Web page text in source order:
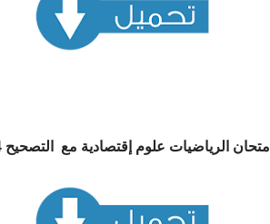
إمتحان الرياضيات علوم إقتصادية مع التصحيح 2014